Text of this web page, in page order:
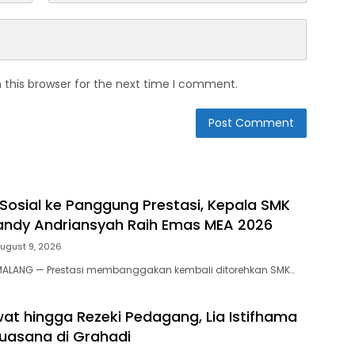
this browser for the next time I comment.
ke Panggung Prestasi, Kepala SMK
Andriansyah Raih Emas MEA 2026
9, 2026
MALANG — Prestasi membanggakan kembali ditorehkan SMK…
hingga Rezeki Pedagang, Lia Istifhama
di Grahadi